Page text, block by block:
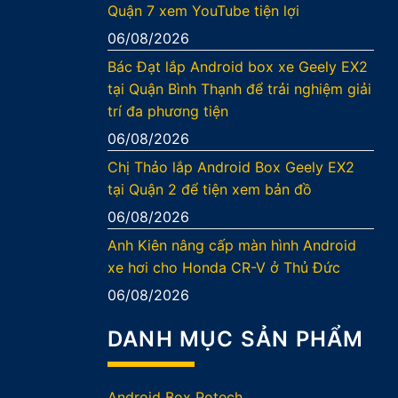
Quận 7 xem YouTube tiện lợi
06/08/2026
Bác Đạt lắp Android box xe Geely EX2
tại Quận Bình Thạnh để trải nghiệm giải
trí đa phương tiện
06/08/2026
Chị Thảo lắp Android Box Geely EX2
tại Quận 2 để tiện xem bản đồ
06/08/2026
Anh Kiên nâng cấp màn hình Android
xe hơi cho Honda CR-V ở Thủ Đức
06/08/2026
DANH MỤC SẢN PHẨM